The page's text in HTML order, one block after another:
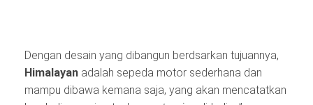
Dengan desain yang dibangun berdsarkan tujuannya,
Himalayan adalah sepeda motor sederhana dan
mampu dibawa kemana saja, yang akan mencatatkan